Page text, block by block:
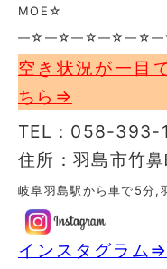
MOE☆
空き状況が一目
ちら⇒
TEL：058-393-
住所：羽島市竹
岐阜羽島駅から車で5分,
インスタグラム⇒